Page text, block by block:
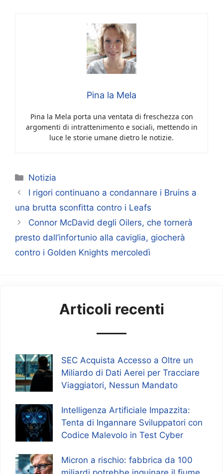
Pina la Mela
Pina la Mela porta una ventata di freschezza con
argomenti di intrattenimento e sociali, mettendo in
luce le storie umane dietro le notizie.
Categorie
Notizia
I rigori continuano a condannare i Bruins a
una brutta sconfitta contro i Leafs
Connor McDavid degli Oilers, che tornerà
presto dall’infortunio alla caviglia, giocherà
contro i Golden Knights mercoledì
Articoli recenti
SEC Acquista Accesso a Oltre un
Miliardo di Dati Aerei per Tracciare
Viaggiatori, Nessun Mandato
Intelligenza Artificiale Impazzita:
Tenta di Ingannare Sviluppatori con
Codice Malevolo in Test Cyber
Micron a rischio: fabbrica da 100